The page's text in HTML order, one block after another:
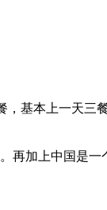
基本上一天三
再加上中国是